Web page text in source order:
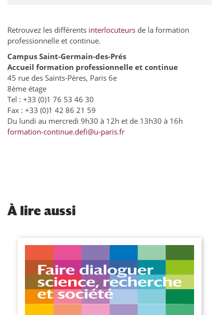
Retrouvez les différents interlocuteurs de la formation
professionnelle et continue.
Campus Saint-Germain-des-Prés
Accueil formation professionnelle et continue
45 rue des Saints-Pères, Paris 6e
8ème étage
Tel : +33 (0)1 76 53 46 30
Fax : +33 (0)1 42 86 21 59
Du lundi au mercredi 9h30 à 12h et de 13h30 à 16h
formation-continue.defi@u-paris.fr
À lire aussi